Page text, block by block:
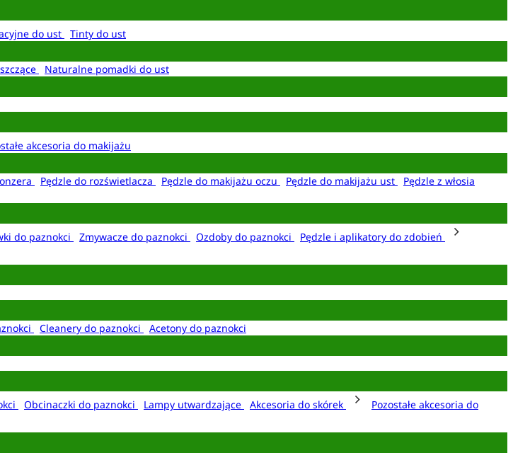
do ust
Tinty do ust
Naturalne pomadki do ust
akcesoria do makijażu
Pędzle do rozświetlacza Pędzle do makijażu oczu Pędzle do makijażu ust
Pędzle z włosia
do paznokci Zmywacze do paznokci Ozdoby do paznokci
Pędzle i aplikatory do zdobień
Cleanery do paznokci
Acetony do paznokci
Obcinaczki do paznokci Lampy utwardzające Akcesoria do skórek
Pozostałe akcesoria do